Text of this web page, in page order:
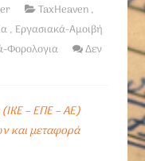
TaxHeaven,
, Εργασιακά-Αμοιβή
Φορολογια
Δεν
– ΕΠΕ – ΑΕ)
και μεταφορά